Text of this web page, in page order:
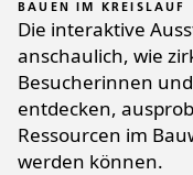
BAUEN IM KREISLAUF
Die interaktive
anschaulich, wie
Besucherinnen
entdecken,
Ressourcen im
werden können.